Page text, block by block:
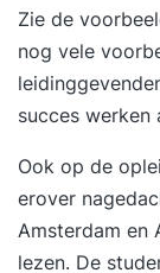
Als geen
fijne
omgaan met
wethouders,
Zie de
nog vele
succes werken
Ook op de
erover
Amsterdam en
lezen. De